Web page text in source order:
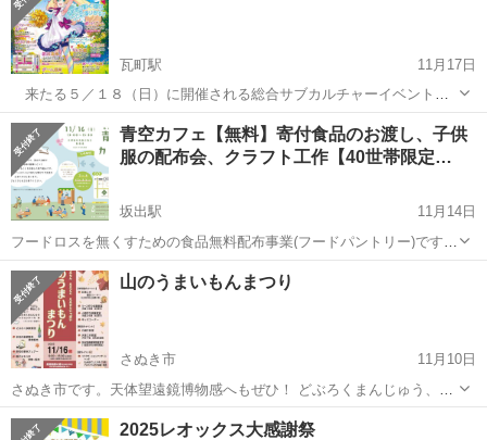
部...
瓦町駅
11月17日
来たる５／１８（日）に開催される総合サブカルチャーイベント
「ときこす」にて、今回もボードゲームスペースを設けさせていただ
き、参加します。 ボードゲームに参加する際には参加料は必要あり
ませんが、区画内でのイベントのため、...
香川 高松市 瓦町駅 地域/お祭り 会場
青空カフェ【無料】寄付食品のお渡し、子供
服の配布会、クラフト工作【40世帯限定…
坂出駅
11月14日
フードロスを無くすための食品無料配布事業(フードパントリー)です。
今回はクラフト工作を開催します。 寄付食品のお渡しはクリームシチ
ュー、お菓子、寄付食品、柔軟剤等【40世帯限定】となります。 開催
日は11/1...
香川 坂出市 坂出駅 地域/お祭り
山のうまいもんまつり
さぬき市
11月10日
さぬき市です。天体望遠鏡博物感へもぜひ！ どぶろくまんじゅう、お
いしかったです。 https://www.telescope-museum.com/post-17630/
香川 さぬき市 地域/お祭り まつり
2025レオックス大感謝祭